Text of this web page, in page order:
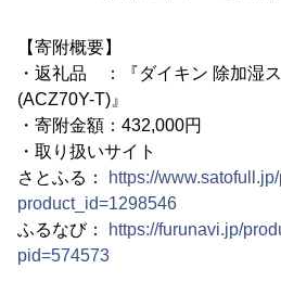
【寄附概要】
・返礼品 ：『ダイキン 除加湿
(ACZ70Y-T)』
・寄附金額：432,000円
・取り扱いサイト
さとふる：
https://
product_id=1298546
ふるなび：
https://furunavi.jp/
pid=574573